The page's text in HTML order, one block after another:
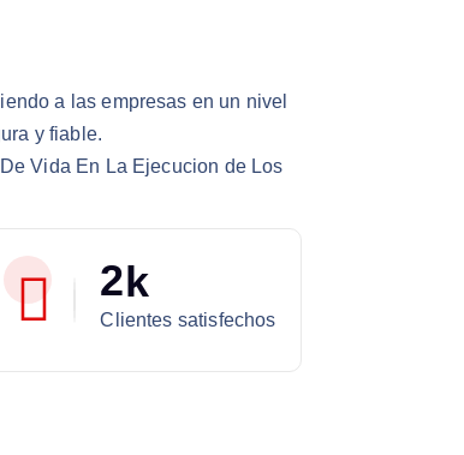
a las empresas en un nivel
y fiable.
Vida En La Ejecucion de Los
2k
Clientes satisfechos